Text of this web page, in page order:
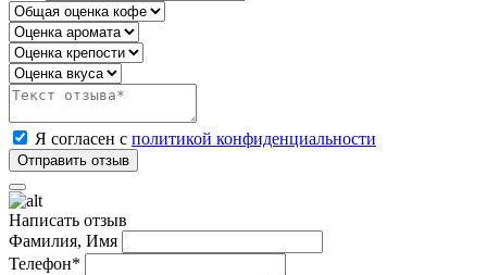
Я согласен с политикой конфиденциальности
Написать отзыв
Фамилия, Имя
Телефон*